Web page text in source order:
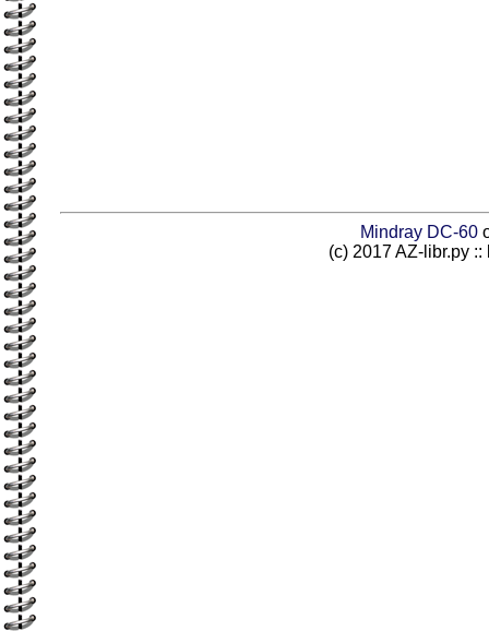
Mindray DC-60
(c) 2017 AZ-libr.ру ::